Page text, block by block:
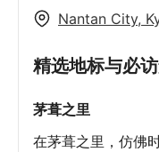
鲜活。对于那些寻
人来说，美山村是
Nantan City,
精选地标与必
茅葺之里
在茅葺之里，仿佛